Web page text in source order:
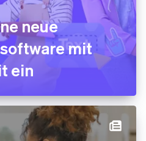
neue
mit
ein